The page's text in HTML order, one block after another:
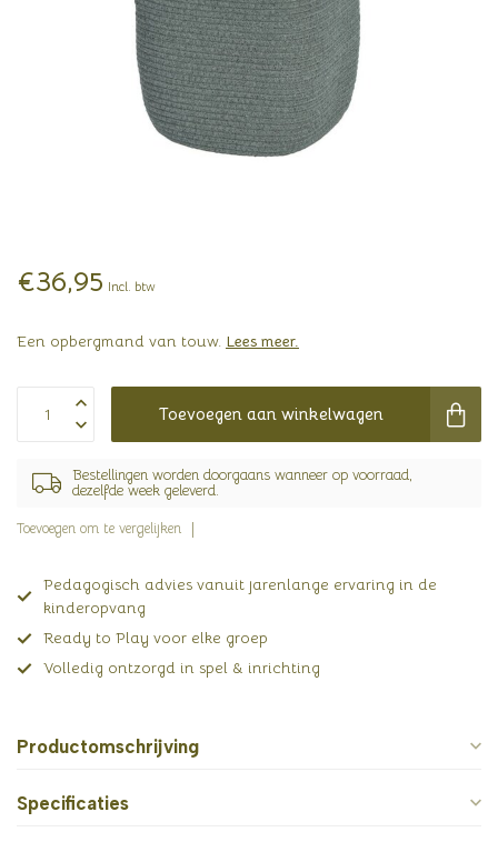
€36,95 Incl. btw
Een opbergmand van touw. Lees meer.
Toevoegen aan winkelwagen
Bestellingen worden doorgaans wanneer op voorraad,
dezelfde week geleverd.
Toevoegen om te vergelijken
Pedagogisch advies vanuit jarenlange ervaring in de
kinderopvang
Ready to Play voor elke groep
Volledig ontzorgd in spel & inrichting
Productomschrijving
Specificaties